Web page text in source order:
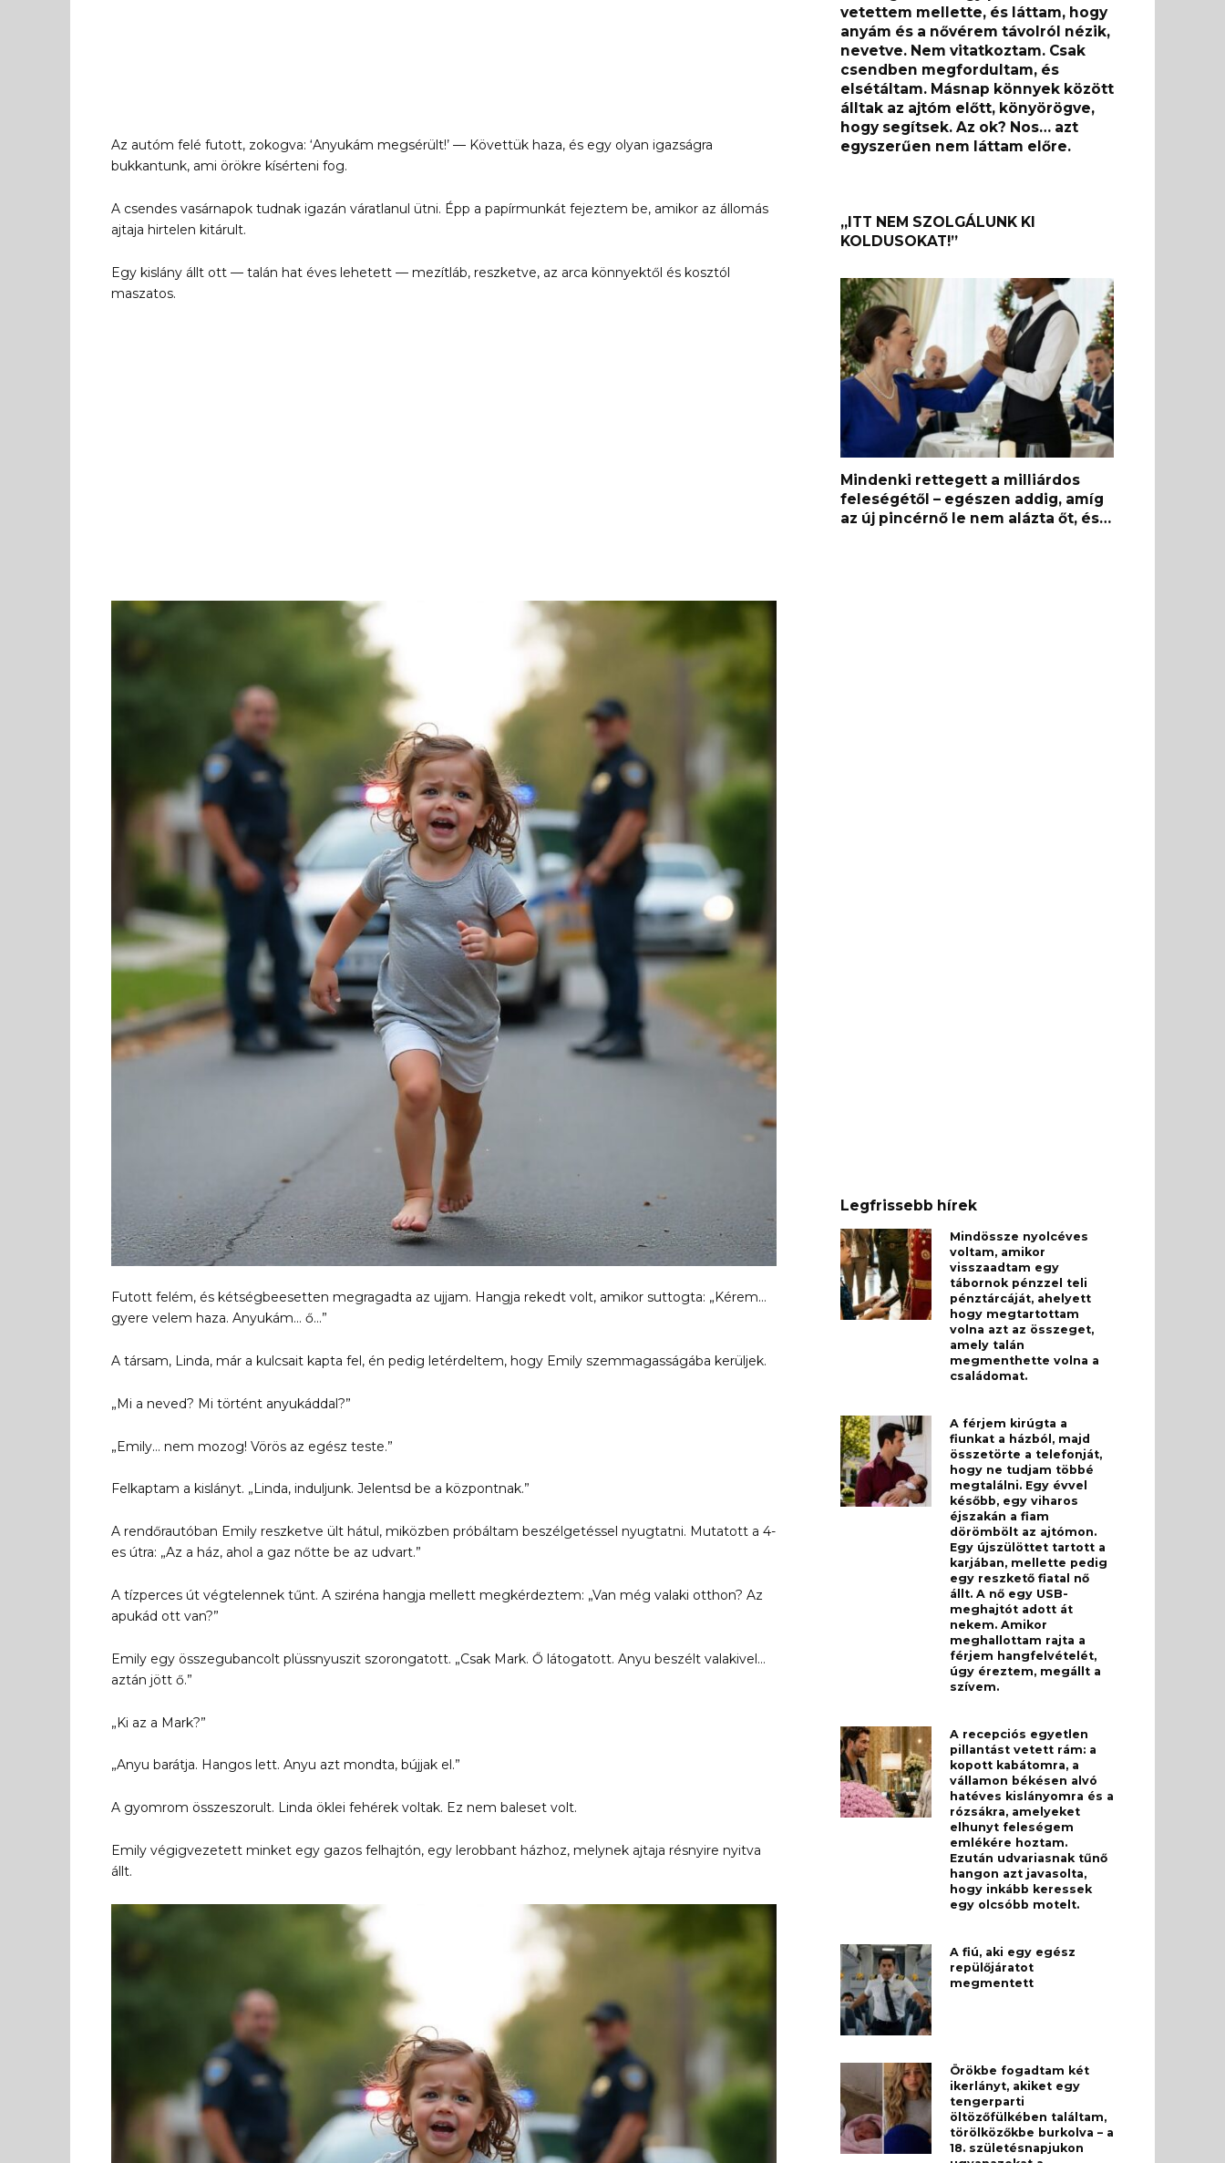
Az autóm felé futott, zokogva: ‘Anyukám megsérült!’ — Követtük haza, és egy olyan igazságra
bukkantunk, ami örökre kísérteni fog.
A csendes vasárnapok tudnak igazán váratlanul ütni. Épp a papírmunkát fejeztem be, amikor az állomás
ajtaja hirtelen kitárult.
Egy kislány állt ott — talán hat éves lehetett — mezítláb, reszketve, az arca könnyektől és kosztól
maszatos.
Futott felém, és kétségbeesetten megragadta az ujjam. Hangja rekedt volt, amikor suttogta: „Kérem…
gyere velem haza. Anyukám… ő…”
A társam, Linda, már a kulcsait kapta fel, én pedig letérdeltem, hogy Emily szemmagasságába kerüljek.
„Mi a neved? Mi történt anyukáddal?”
„Emily… nem mozog! Vörös az egész teste.”
Felkaptam a kislányt. „Linda, induljunk. Jelentsd be a központnak.”
A rendőrautóban Emily reszketve ült hátul, miközben próbáltam beszélgetéssel nyugtatni. Mutatott a 4-
es útra: „Az a ház, ahol a gaz nőtte be az udvart.”
A tízperces út végtelennek tűnt. A sziréna hangja mellett megkérdeztem: „Van még valaki otthon? Az
apukád ott van?”
Emily egy összegubancolt plüssnyuszit szorongatott. „Csak Mark. Ő látogatott. Anyu beszélt valakivel…
aztán jött ő.”
„Ki az a Mark?”
„Anyu barátja. Hangos lett. Anyu azt mondta, bújjak el.”
A gyomrom összeszorult. Linda öklei fehérek voltak. Ez nem baleset volt.
Emily végigvezetett minket egy gazos felhajtón, egy lerobbant házhoz, melynek ajtaja résnyire nyitva
állt.
vetettem mellette, és láttam, hogy
anyám és a nővérem távolról nézik,
nevetve. Nem vitatkoztam. Csak
csendben megfordultam, és
elsétáltam. Másnap könnyek között
álltak az ajtóm előtt, könyörögve,
hogy segítsek. Az ok? Nos… azt
egyszerűen nem láttam előre.
„ITT NEM SZOLGÁLUNK KI
KOLDUSOKAT!”
Mindenki rettegett a milliárdos
feleségétől – egészen addig, amíg
az új pincérnő le nem alázta őt, és…
Legfrissebb hírek
Mindössze nyolcéves
voltam, amikor
visszaadtam egy
tábornok pénzzel teli
pénztárcáját, ahelyett
hogy megtartottam
volna azt az összeget,
amely talán
megmenthette volna a
családomat.
A férjem kirúgta a
fiunkat a házból, majd
összetörte a telefonját,
hogy ne tudjam többé
megtalálni. Egy évvel
később, egy viharos
éjszakán a fiam
dörömbölt az ajtómon.
Egy újszülöttet tartott a
karjában, mellette pedig
egy reszkető fiatal nő
állt. A nő egy USB-
meghajtót adott át
nekem. Amikor
meghallottam rajta a
férjem hangfelvételét,
úgy éreztem, megállt a
szívem.
A recepciós egyetlen
pillantást vetett rám: a
kopott kabátomra, a
vállamon békésen alvó
hatéves kislányomra és a
rózsákra, amelyeket
elhunyt feleségem
emlékére hoztam.
Ezután udvariasnak tűnő
hangon azt javasolta,
hogy inkább keressek
egy olcsóbb motelt.
A fiú, aki egy egész
repülőjáratot
megmentett
Örökbe fogadtam két
ikerlányt, akiket egy
tengerparti
öltözőfülkében találtam,
törölközőkbe burkolva – a
18. születésnapjukon